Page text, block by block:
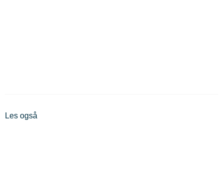
Les også